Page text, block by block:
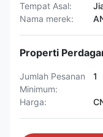
Tempat Asal:
Nama merek:
Properti
Jumlah Pesanan
Minimum:
1
Harga: